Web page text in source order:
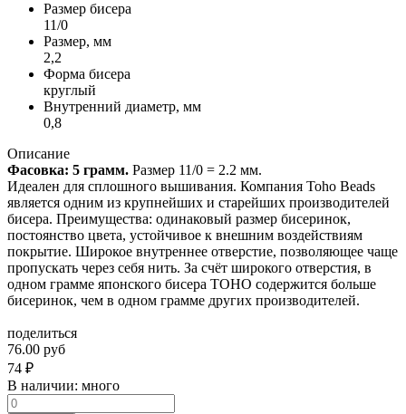
Размер бисера
11/0
Размер, мм
2,2
Форма бисера
круглый
Внутренний диаметр, мм
0,8
Описание
Фасовка: 5 грамм. Размер 11/0 = 2.2 мм.
Идеален для сплошного вышивания. Компания Toho Beads
является одним из крупнейших и старейших производителей
бисера. Преимущества: одинаковый размер бисеринок,
постоянство цвета, устойчивое к внешним воздействиям
покрытие. Широкое внутреннее отверстие, позволяющее чаще
пропускать через себя нить. За счёт широкого отверстия, в
одном грамме японского бисера TOHO содержится больше
бисеринок, чем в одном грамме других производителей.
поделиться
76.00 руб
74 ₽
В наличии: много